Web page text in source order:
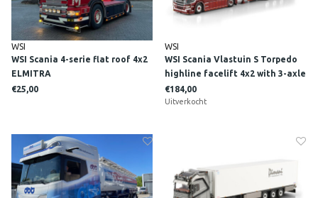
WSI
WSI Scania 4-serie flat roof 4x2
ELMITRA
€25,00
WSI
WSI Scania Vlastuin S Torpedo
highline facelift 4x2 with 3-axle
reefer trailer TRANSPORTS
NOLL
€184,00
Uitverkocht